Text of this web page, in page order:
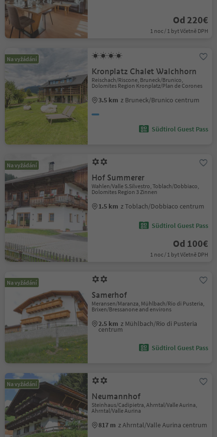
Od 220€
1 noc / 1 byt Včetně DPH
Na vyžádání
Kronplatz Chalet Walchhorn
Reischach/Riscone, Bruneck/Brunico,
Dolomites Region Kronplatz/Plan de Corones
3.5 km z Bruneck/Brunico centrum
Südtirol Guest Pass
Na vyžádání
Hof Summerer
Wahlen/Valle S.Silvestro, Toblach/Dobbiaco,
Dolomites Region 3 Zinnen
1.5 km z Toblach/Dobbiaco centrum
Südtirol Guest Pass
Od 100€
1 noc / 1 byt Včetně DPH
Na vyžádání
Samerhof
Meransen/Maranza, Mühlbach/Rio di Pusteria,
Brixen/Bressanone and environs
2.5 km z Mühlbach/Rio di Pusteria
centrum
Südtirol Guest Pass
Na vyžádání
Neumannhof
Steinhaus/Cadipietra, Ahrntal/Valle Aurina,
Ahrntal/Valle Aurina
817 m z Ahrntal/Valle Aurina centrum